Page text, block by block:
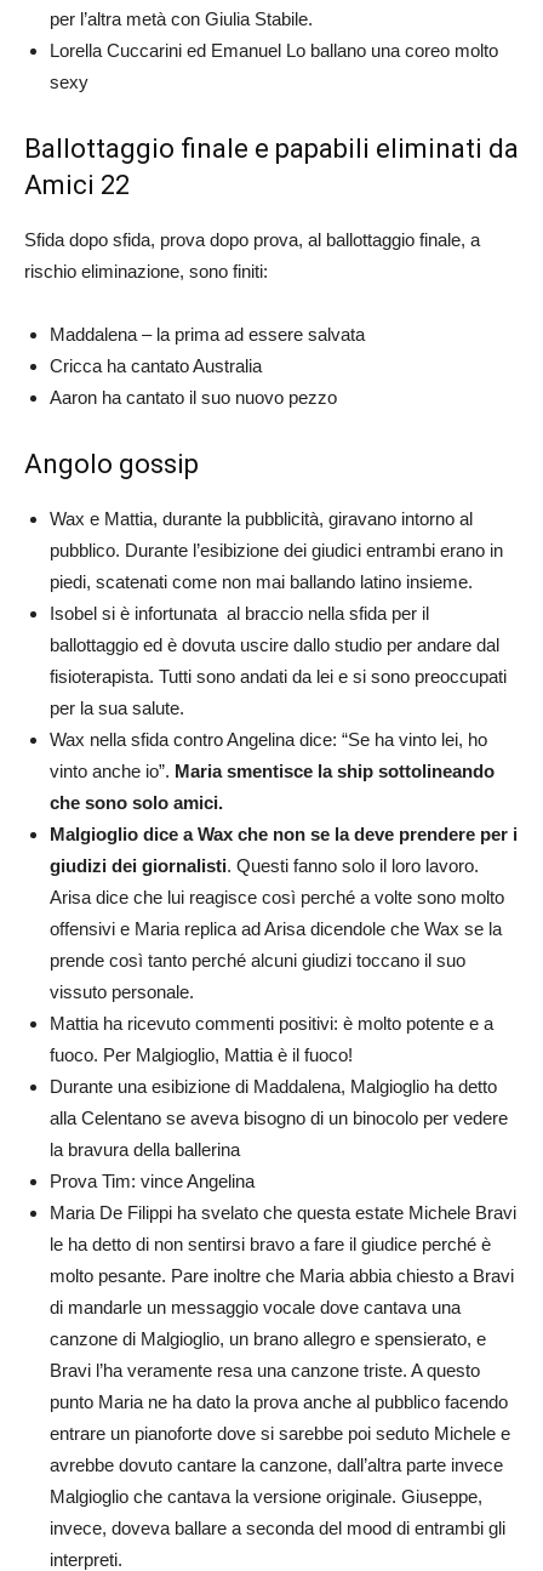
per l’altra metà con Giulia Stabile.
Lorella Cuccarini ed Emanuel Lo ballano una coreo molto
sexy
Ballottaggio finale e papabili eliminati da
Amici 22
Sfida dopo sfida, prova dopo prova, al ballottaggio finale, a
rischio eliminazione, sono finiti:
Maddalena – la prima ad essere salvata
Cricca ha cantato Australia
Aaron ha cantato il suo nuovo pezzo
Angolo gossip
Wax e Mattia, durante la pubblicità, giravano intorno al
pubblico. Durante l’esibizione dei giudici entrambi erano in
piedi, scatenati come non mai ballando latino insieme.
Isobel si è infortunata al braccio nella sfida per il
ballottaggio ed è dovuta uscire dallo studio per andare dal
fisioterapista. Tutti sono andati da lei e si sono preoccupati
per la sua salute.
Wax nella sfida contro Angelina dice: “Se ha vinto lei, ho
vinto anche io”. Maria smentisce la ship sottolineando
che sono solo amici.
Malgioglio dice a Wax che non se la deve prendere per i
giudizi dei giornalisti. Questi fanno solo il loro lavoro.
Arisa dice che lui reagisce così perché a volte sono molto
offensivi e Maria replica ad Arisa dicendole che Wax se la
prende così tanto perché alcuni giudizi toccano il suo
vissuto personale.
Mattia ha ricevuto commenti positivi: è molto potente e a
fuoco. Per Malgioglio, Mattia è il fuoco!
Durante una esibizione di Maddalena, Malgioglio ha detto
alla Celentano se aveva bisogno di un binocolo per vedere
la bravura della ballerina
Prova Tim: vince Angelina
Maria De Filippi ha svelato che questa estate Michele Bravi
le ha detto di non sentirsi bravo a fare il giudice perché è
molto pesante. Pare inoltre che Maria abbia chiesto a Bravi
di mandarle un messaggio vocale dove cantava una
canzone di Malgioglio, un brano allegro e spensierato, e
Bravi l’ha veramente resa una canzone triste. A questo
punto Maria ne ha dato la prova anche al pubblico facendo
entrare un pianoforte dove si sarebbe poi seduto Michele e
avrebbe dovuto cantare la canzone, dall’altra parte invece
Malgioglio che cantava la versione originale. Giuseppe,
invece, doveva ballare a seconda del mood di entrambi gli
interpreti.